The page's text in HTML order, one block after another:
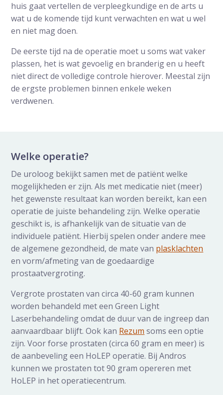
huis gaat vertellen de verpleegkundige en de arts u
wat u de komende tijd kunt verwachten en wat u wel
en niet mag doen.
De eerste tijd na de operatie moet u soms wat vaker
plassen, het is wat gevoelig en branderig en u heeft
niet direct de volledige controle hierover. Meestal zijn
de ergste problemen binnen enkele weken
verdwenen.
Welke operatie?
De uroloog bekijkt samen met de patiënt welke
mogelijkheden er zijn. Als met medicatie niet (meer)
het gewenste resultaat kan worden bereikt, kan een
operatie de juiste behandeling zijn. Welke operatie
geschikt is, is afhankelijk van de situatie van de
individuele patiënt. Hierbij spelen onder andere mee
de algemene gezondheid, de mate van plasklachten
en vorm/afmeting van de goedaardige
prostaatvergroting.
Vergrote prostaten van circa 40-60 gram kunnen
worden behandeld met een Green Light
Laserbehandeling omdat de duur van de ingreep dan
aanvaardbaar blijft. Ook kan Rezum soms een optie
zijn. Voor forse prostaten (circa 60 gram en meer) is
de aanbeveling een HoLEP operatie. Bij Andros
kunnen we prostaten tot 90 gram opereren met
HoLEP in het operatiecentrum.